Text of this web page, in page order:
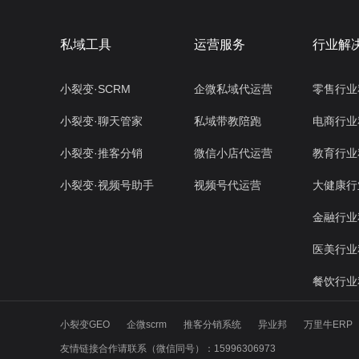
私域工具
小裂变·SCRM
小裂变·聊天管家
小裂变·推客分销
小裂变·视频号助手
运营服务
企微私域代运营
私域带教陪跑
微信小店代运营
视频号代运营
行业解
零售行
电商行
教育行
大健康
金融行
医美行
餐饮行
小裂变GEO 企微scrm 推客分销系统 异业邦 万里牛ERP
友情链接合作请联系（微信同号）：15996306973